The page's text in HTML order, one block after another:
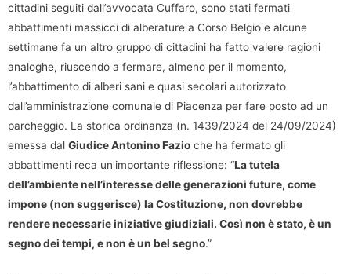
cittadini seguiti dall’avvocata Cuffaro, sono stati fermati
abbattimenti massicci di alberature a Corso Belgio e alcune
settimane fa un altro gruppo di cittadini ha fatto valere ragioni
analoghe, riuscendo a fermare, almeno per il momento,
l’abbattimento di alberi sani e quasi secolari autorizzato
dall’amministrazione comunale di Piacenza per fare posto ad un
parcheggio. La storica ordinanza (n. 1439/2024 del 24/09/2024)
emessa dal Giudice Antonino Fazio che ha fermato gli
abbattimenti reca un’importante riflessione: “La tutela
dell’ambiente nell’interesse delle generazioni future, come
impone (non suggerisce) la Costituzione, non dovrebbe
rendere necessarie iniziative giudiziali. Così non è stato, è un
segno dei tempi, e non è un bel segno.”